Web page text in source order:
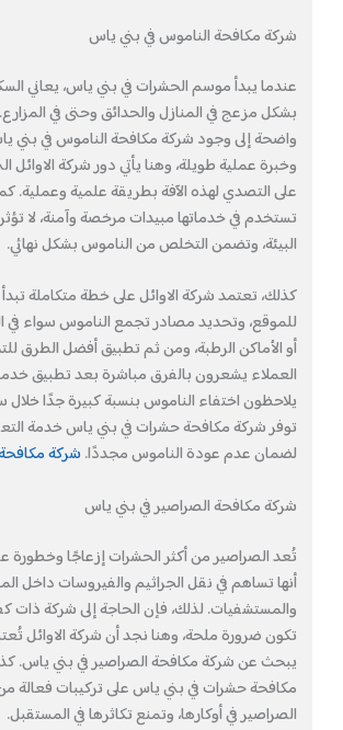
شركة مكافحة الناموس في بني ياس
عندما يبدأ موسم الحشرات في بني ياس، يعاني
بشكل مزعج في المنازل والحدائق وحتى في المزارع.
واضحة إلى وجود شركة مكافحة الناموس في بني
وخبرة عملية طويلة، وهنا يأتي دور شركة الاوائل
على التصدي لهذه الآفة بطريقة علمية وعملية. كما
تستخدم في خدماتها مبيدات مرخصة وآمنة، لا تؤثر
البيئة، وتضمن التخلص من الناموس بشكل نهائي.
كذلك، تعتمد شركة الاوائل على خطة متكاملة تبدأ
للموقع، وتحديد مصادر تجمع الناموس سواء في
أو الأماكن الرطبة، ومن ثم تطبيق أفضل الطرق
العملاء يشعرون بالفرق مباشرة بعد تطبيق
يلاحظون اختفاء الناموس بنسبة كبيرة جدًا خلال
توفر شركة مكافحة حشرات في بني ياس خدمة
لضمان عدم عودة الناموس مجددًا.شركة مكافحة
شركة مكافحة الصراصير في بني ياس
تُعد الصراصير من أكثر الحشرات إزعاجًا وخطورة
أنها تساهم في نقل الجراثيم والفيروسات داخل
والمستشفيات. لذلك، فإن الحاجة إلى شركة ذات
تكون ضرورة ملحة، وهنا نجد أن شركة الاوائل
يبحث عن شركة مكافحة الصراصير في بني ياس.
مكافحة حشرات في بني ياس على تركيبات فعالة من
الصراصير في أوكارها، وتمنع تكاثرها في المستقبل.